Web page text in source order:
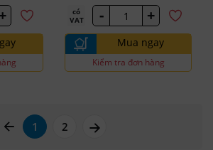
+
có
VAT
- +
Mua ngay
Kiểm tra đơn hàng
page left arrow
1 2